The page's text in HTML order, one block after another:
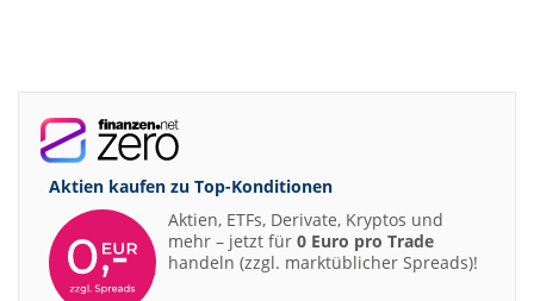
Aktien kaufen zu Top-Konditionen
Aktien, ETFs, Derivate, Kryptos und
mehr – jetzt für 0 Euro pro Trade
handeln (zzgl. marktüblicher Spreads)!